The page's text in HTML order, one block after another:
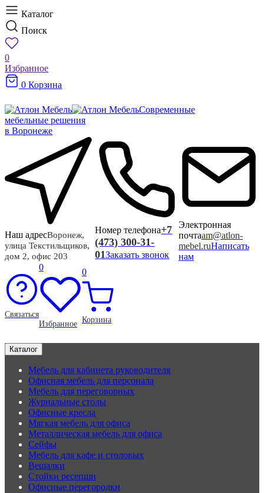
Каталог
Поиск
0
Избранное
0 Корзина
Современные
мебельные решения
в Воронеже
Наш адресВоронеж,
улица Текстильщиков,
дом 2, офис 203
Номер телефона+7
(473) 300-31-
01Заказать звонок
Электронная
почтаam@atlon-
mebel.ruНаписать
нам
Связаться
0
Избранное
0
Корзина
Каталог
Мебель для кабинета руководителя
Офисная мебель для персонала
Мебель для переговорных
Журнальные столы
Офисные кресла
Мягкая мебель для офиса
Металлическая мебель для офиса
Сейфы
Мебель для кафе и столовых
Вешалки
Стойки ресепшн
Офисные перегородки